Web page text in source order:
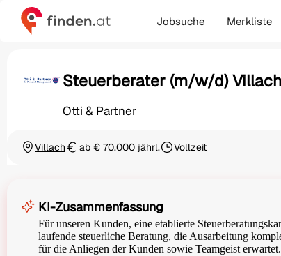
Jobsuche Merkliste
Steuerberater (m/w/d) Villach
Otti & Partner
Ortschaft
VillachGehaltab € 70.000 jährl.Beschäftigungsart
Vollzeit
KI-Zusammenfassung
Für unseren Kunden, eine etablierte
laufende steuerliche Beratung, die Ausarbeitung
für die Anliegen der Kunden sowie Teamgeist erwartet.